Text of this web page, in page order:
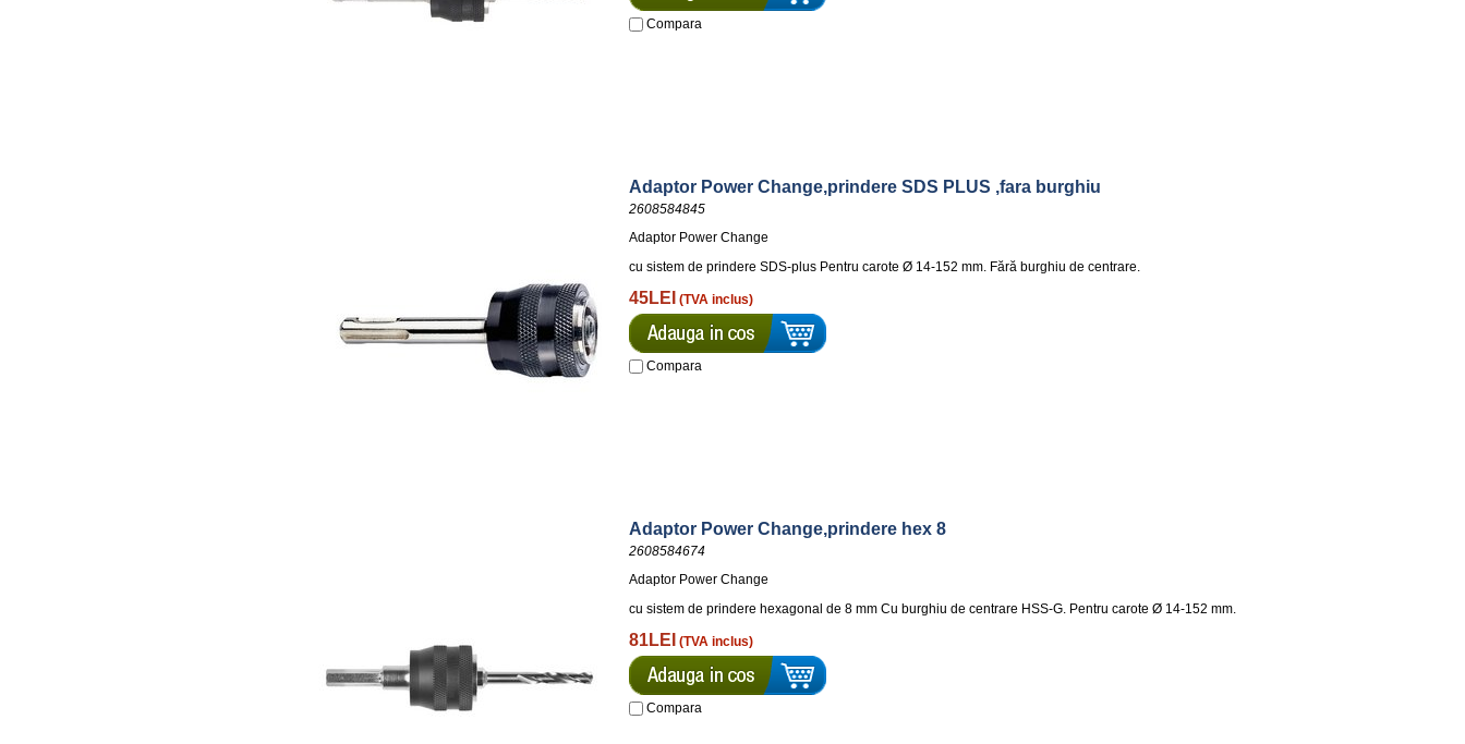
Compara
Adaptor Power Change,prindere SDS PLUS ,fara burghiu
2608584845
Adaptor Power Change
cu sistem de prindere SDS-plus Pentru carote Ø 14-152 mm. Fără burghiu de centrare.
45LEI (TVA inclus)
Compara
Adaptor Power Change,prindere hex 8
2608584674
Adaptor Power Change
cu sistem de prindere hexagonal de 8 mm Cu burghiu de centrare HSS-G. Pentru carote Ø 14-152 mm.
81LEI (TVA inclus)
Compara